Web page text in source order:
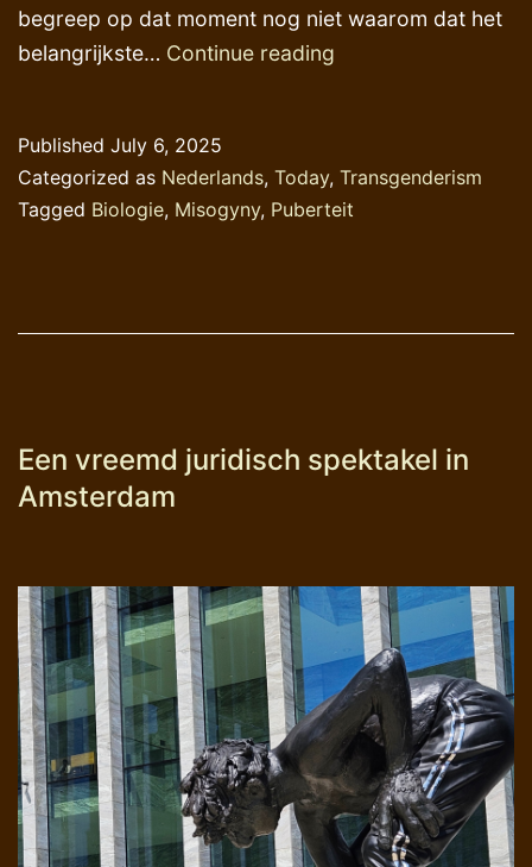
begreep op dat moment nog niet waarom dat het
belangrijkste… Continue reading
puberteit
Published July 6, 2025
Categorized as Nederlands, Today, Transgenderism
Tagged Biologie, Misogyny, Puberteit
Een vreemd juridisch spektakel in
Amsterdam